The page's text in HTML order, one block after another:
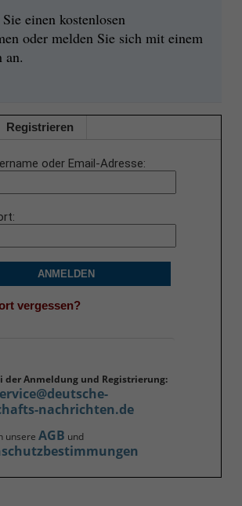
einen kostenlosen
oder melden Sie sich mit einem
an.
Registrieren
oder Email-Adresse
ANMELDEN
vergessen?
der Anmeldung und Registrierung:
nachrichten.de
unsere AGB und